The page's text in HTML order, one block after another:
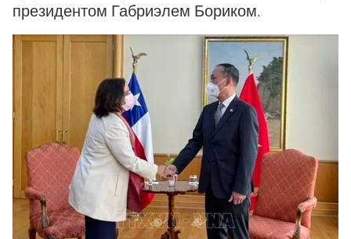
президентом Габриэлем Бориком.